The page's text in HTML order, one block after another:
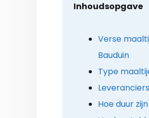
Inhoudsopgave
Verse
Bauduin
Type
Hoe duur